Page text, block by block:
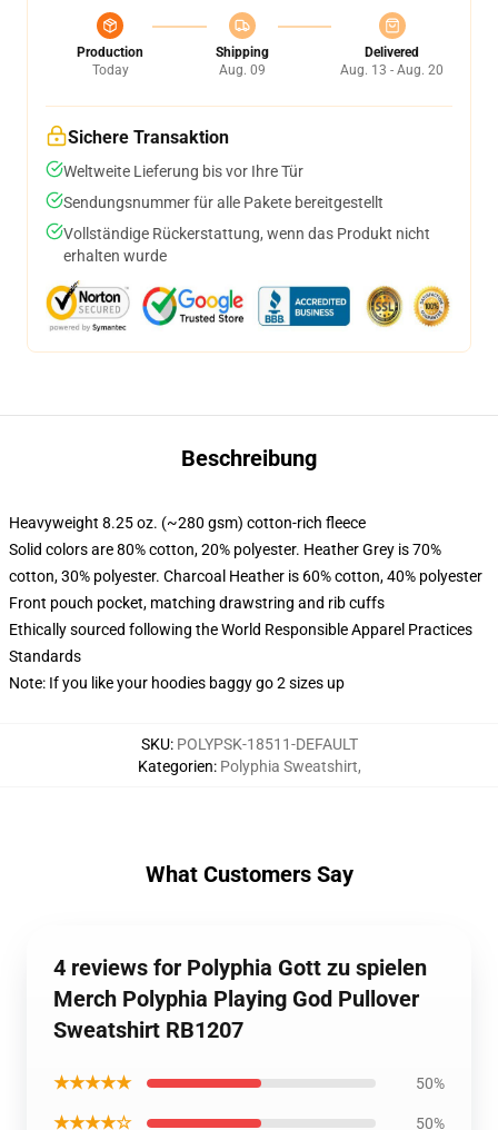
Production
Today
Shipping
Aug. 09
Delivered
Aug. 13 - Aug. 20
Sichere Transaktion
Weltweite Lieferung bis vor Ihre Tür
Sendungsnummer für alle Pakete bereitgestellt
Vollständige Rückerstattung, wenn das Produkt nicht
erhalten wurde
Beschreibung
Heavyweight 8.25 oz. (~280 gsm) cotton-rich fleece
Solid colors are 80% cotton, 20% polyester. Heather Grey is 70%
cotton, 30% polyester. Charcoal Heather is 60% cotton, 40% polyester
Front pouch pocket, matching drawstring and rib cuffs
Ethically sourced following the World Responsible Apparel Practices
Standards
Note: If you like your hoodies baggy go 2 sizes up
SKU: POLYPSK-18511-DEFAULT
Kategorien: Polyphia Sweatshirt,
What Customers Say
4 reviews for Polyphia Gott zu spielen
Merch Polyphia Playing God Pullover
Sweatshirt RB1207
★★★★★ 50%
★★★★☆ 50%